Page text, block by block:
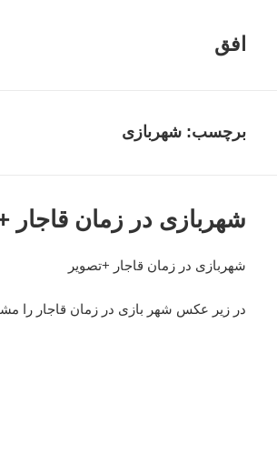
افق
برچسب:شهربازی
شهربازی در زمان قاجار
شهربازی در زمان قاجار +تصویر
در زیر عکس شهر بازی در زمان قاجار را